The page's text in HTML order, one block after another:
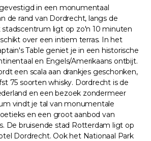
in een monumentaal
de rand van Dordrecht, langs de
ligt op zo'n 10 minuten
over een intiem terras. In het
Table geniet je in een historische
en Engels/Amerikaans ontbijt.
een scala aan drankjes geschonken,
75 soorten whisky. Dordrecht is de
en een bezoek zondermeer
vindt je tal van monumentale
en een groot aanbod van
De bruisende stad Rotterdam ligt op
Dordrecht. Ook het Nationaal Park